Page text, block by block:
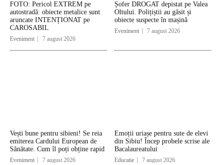
FOTO: Pericol EXTREM pe
autostradă: obiecte metalice sunt
aruncate INTENȚIONAT pe
CAROSABIL
Eveniment 7 august 2026
Șofer DROGAT depistat pe Valea
Oltului. Polițiștii au găsit și
obiecte suspecte în mașină
Eveniment 7 august 2026
Vești bune pentru sibieni! Se reia
emiterea Cardului European de
Sănătate. Cum îl poți obține rapid
Eveniment 7 august 2026
Emoții uriașe pentru sute de elevi
din Sibiu! Încep probele scrise ale
Bacalaureatului
Educatie 7 august 2026